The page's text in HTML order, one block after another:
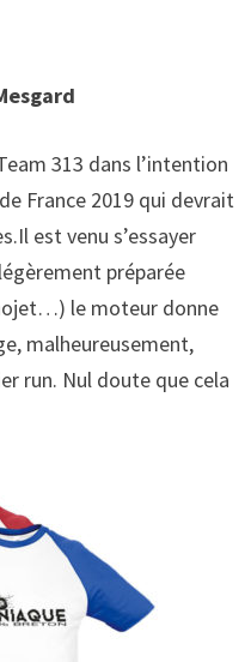
313 dans l’intention
France 2019 qui devrait
est venu s’essayer
préparée
le moteur donne
malheureusement,
run. Nul doute que cela